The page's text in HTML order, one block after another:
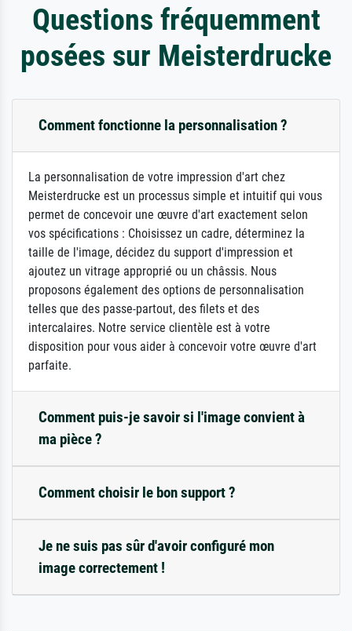
Questions fréquemment
posées sur Meisterdrucke
Comment fonctionne la personnalisation ?
La personnalisation de votre impression d'art chez
Meisterdrucke est un processus simple et intuitif qui vous
permet de concevoir une œuvre d'art exactement selon
vos spécifications : Choisissez un cadre, déterminez la
taille de l'image, décidez du support d'impression et
ajoutez un vitrage approprié ou un châssis. Nous
proposons également des options de personnalisation
telles que des passe-partout, des filets et des
intercalaires. Notre service clientèle est à votre
disposition pour vous aider à concevoir votre œuvre d'art
parfaite.
Comment puis-je savoir si l'image convient à
ma pièce ?
Comment choisir le bon support ?
Je ne suis pas sûr d'avoir configuré mon
image correctement !